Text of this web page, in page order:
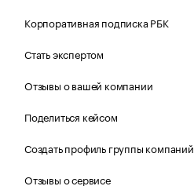
Корпоративная подписка РБК
Стать экспертом
Отзывы о вашей компании
Поделиться кейсом
Создать профиль группы компаний
Отзывы о сервисе